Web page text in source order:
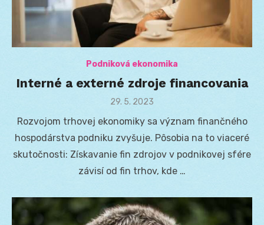
Podniková ekonomika
Interné a externé zdroje financovania
Posted
29. 5. 2023
Rozvojom trhovej ekonomiky sa význam finančného
hospodárstva podniku zvyšuje. Pôsobia na to viaceré
skutočnosti: Získavanie fin zdrojov v podnikovej sfére
závisí od fin trhov, kde …